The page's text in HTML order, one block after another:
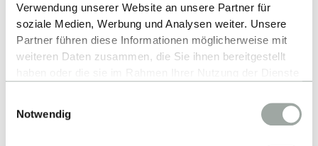
Verwendung unserer Website an unsere Partner für
soziale Medien, Werbung und Analysen weiter. Unsere
Partner führen diese Informationen möglicherweise mit
weiteren Daten zusammen, die Sie ihnen bereitgestellt
Alles zum Thema Cookies und personenbezogene
Datenverarbeitung entnehmen Sie unserer
Notwendig